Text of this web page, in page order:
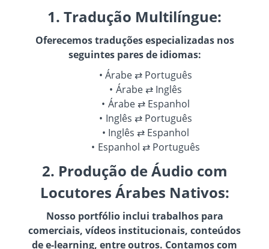
1. Tradução Multilíngue:
Oferecemos traduções especializadas nos
seguintes pares de idiomas:
Árabe ⇄ Português
Árabe ⇄ Inglês
Árabe ⇄ Espanhol
Inglês ⇄ Português
Inglês ⇄ Espanhol
Espanhol ⇄ Português
2. Produção de Áudio com
Locutores Árabes Nativos:
Nosso portfólio inclui trabalhos para
comerciais, vídeos institucionais, conteúdos
de e-learning, entre outros. Contamos com